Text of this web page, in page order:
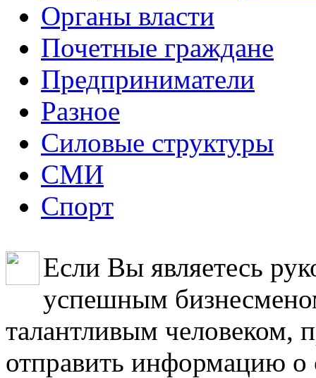
Органы власти
Почетные граждане
Предприниматели
Разное
Силовые структуры
СМИ
Спорт
Если Вы являетесь
успешным
талантливым человеком,
отправить информацию о